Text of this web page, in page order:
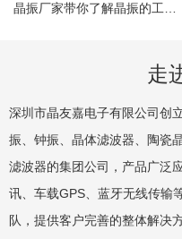
晶振厂家带你了解晶振的工作原理！
走
深圳市晶友嘉电子有限公司创
振、钟振、晶体滤波器、陶瓷
滤波器的集团公司，产品广泛
讯、车载GPS、蓝牙无线传输
队，提供客户完善的整体解决